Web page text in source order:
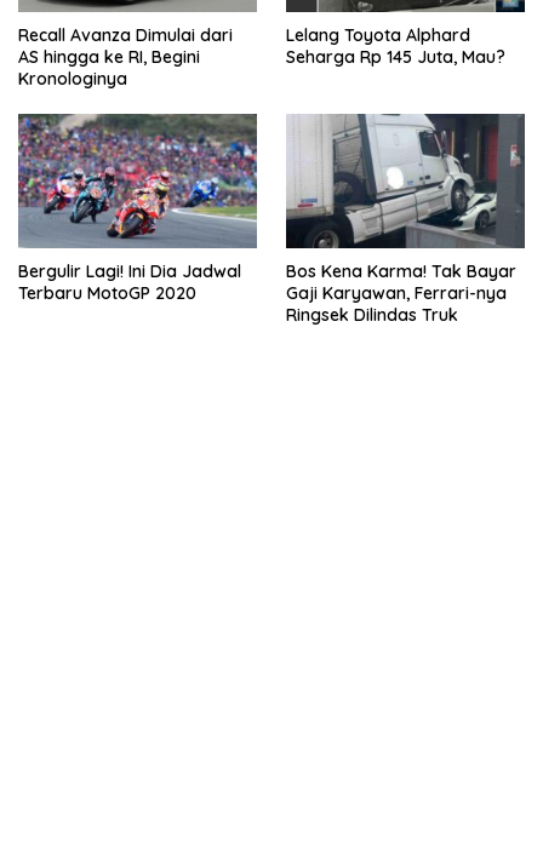
Recall Avanza Dimulai dari
AS hingga ke RI, Begini
Kronologinya
Lelang Toyota Alphard
Seharga Rp 145 Juta, Mau?
Bergulir Lagi! Ini Dia Jadwal
Terbaru MotoGP 2020
Bos Kena Karma! Tak Bayar
Gaji Karyawan, Ferrari-nya
Ringsek Dilindas Truk